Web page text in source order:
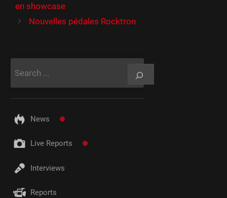
en showcase
Nouvelles pédales Rocktron
News
Live Reports
Interviews
Reports